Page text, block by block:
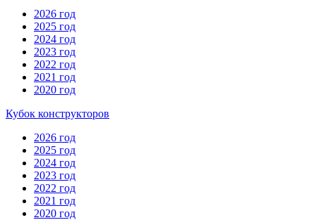
2026 год
2025 год
2024 год
2023 год
2022 год
2021 год
2020 год
Кубок конструкторов
2026 год
2025 год
2024 год
2023 год
2022 год
2021 год
2020 год